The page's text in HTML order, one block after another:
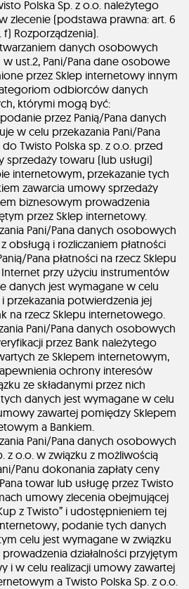
Polska Sp. z o.o. należytego
zlecenie (podstawa prawna: art. 6
f) Rozporządzenia).
danych osobowych
ust.2, Pani/Pana dane osobowe
przez Sklep internetowy innym
odbiorców danych
którymi mogą być:
przez Panią/Pana danych
w celu przekazania Pani/Pana
Twisto Polska sp. z o.o. przed
sprzedaży towaru (lub usługi)
internetowym, przekazanie tych
zawarcia umowy sprzedaży
biznesowym prowadzenia
przez Sklep internetowy.
Pani/Pana danych osobowych
obsługą i rozliczaniem płatności
Pana płatności na rzecz Sklepu
przy użyciu instrumentów
danych jest wymagane w celu
i przekazania potwierdzenia jej
na rzecz Sklepu internetowego.
Pani/Pana danych osobowych
przez Bank należytego
ze Sklepem internetowym,
ochrony interesów
ze składanymi przez nich
danych jest wymagane w celu
zawartej pomiędzy Sklepem
a Bankiem.
Pani/Pana danych osobowych
z o.o. w związku z możliwością
Panu dokonania zapłaty ceny
towar lub usługę przez Twisto
umowy zlecenia obejmującej
z Twisto” i udostępnieniem tej
podanie tych danych
celu jest wymagane w związku
działalności przyjętym
i w celu realizacji umowy zawartej
a Twisto Polska Sp. z o.o.